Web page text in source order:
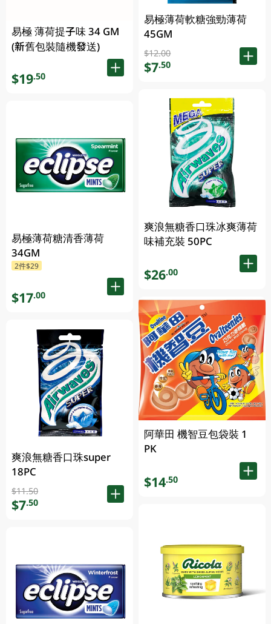
易極 薄荷提子味 34 GM
(新舊包裝隨機發送)
$19.50
易極薄荷糖清香薄荷
34GM
2件$29
$17.00
爽浪無糖香口珠super
18PC
$11.50
$7.50
易極薄荷軟糖強勁薄荷
45GM
$12.00
$7.50
爽浪無糖香口珠冰爽薄荷
味補充裝 50PC
$26.00
阿華田 機智豆包袋裝 1
PK
$14.50